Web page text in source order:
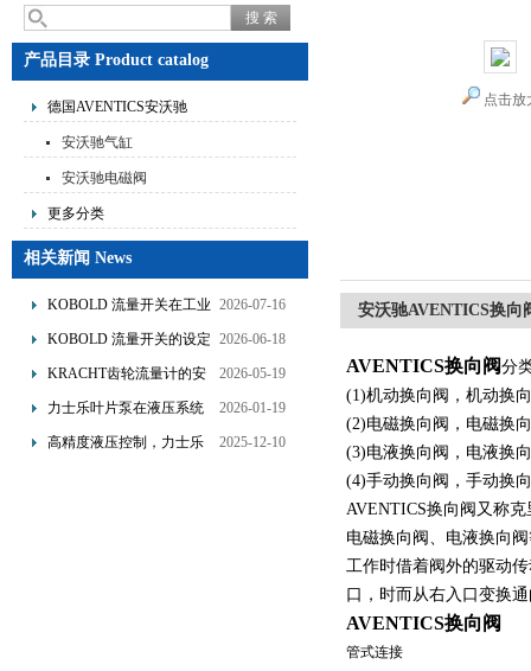
产品目录 Product catalog
德国AVENTICS安沃驰
安沃驰气缸
安沃驰电磁阀
更多分类
相关新闻 News
KOBOLD 流量开关在工业
管道水流量监测中的应用
2026-07-16
KOBOLD 流量开关的设定
流量调节与刻度指示
2026-06-18
KRACHT齿轮流量计的安
装要求：直管段、过滤器
2026-05-19
力士乐叶片泵在液压系统
中的应用分析
2026-01-19
高精度液压控制，力士乐
2025-12-10
点击放
安沃驰AVENTICS换向
AVENTICS换向阀分
(1)机动换向阀，机动换
(2)电磁换向阀，电磁换
(3)电液换向阀，电液换
(4)手动换向阀，手动换
AVENTICS换向阀又称
电磁换向阀、电液换向
工作时借着阀外的驱动
口，时而从右入口变换
AVENTICS换向阀
管式连接